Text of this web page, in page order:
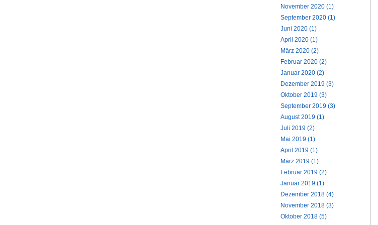
November 2020 (1)
September 2020 (1)
Juni 2020 (1)
April 2020 (1)
März 2020 (2)
Februar 2020 (2)
Januar 2020 (2)
Dezember 2019 (3)
Oktober 2019 (3)
September 2019 (3)
August 2019 (1)
Juli 2019 (2)
Mai 2019 (1)
April 2019 (1)
März 2019 (1)
Februar 2019 (2)
Januar 2019 (1)
Dezember 2018 (4)
November 2018 (3)
Oktober 2018 (5)